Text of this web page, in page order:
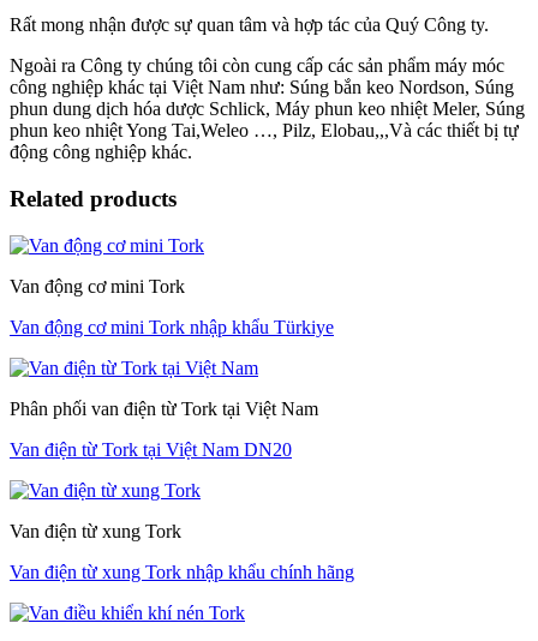
Rất mong nhận được sự quan tâm và hợp tác của Quý Công ty.
Ngoài ra Công ty chúng tôi còn cung cấp các sản phẩm máy móc
công nghiệp khác tại Việt Nam như: Súng bắn keo Nordson, Súng
phun dung dịch hóa dược Schlick, Máy phun keo nhiệt Meler, Súng
phun keo nhiệt Yong Tai,Weleo …, Pilz, Elobau,,,Và các thiết bị tự
động công nghiệp khác.
Related products
Van động cơ mini Tork
Van động cơ mini Tork nhập khẩu Türkiye
Phân phối van điện từ Tork tại Việt Nam
Van điện từ Tork tại Việt Nam DN20
Van điện từ xung Tork
Van điện từ xung Tork nhập khẩu chính hãng